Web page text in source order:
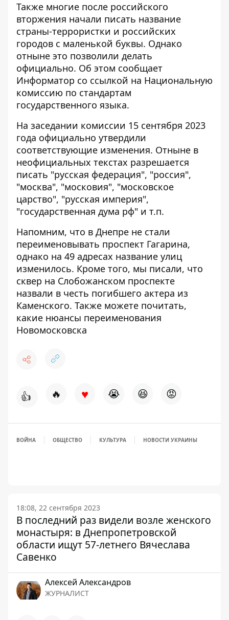
Также многие после российского
вторжения начали писать название
страны-террористки и российских
городов с маленькой буквы. Однако
отныне это позволили делать
официально. Об этом сообщает
Информатор со ссылкой на Национальную
комиссию по стандартам
государственного языка.
На заседании комиссии 15 сентября 2023
года официально утвердили
соответствующие изменения. Отныне в
неофициальных текстах разрешается
писать "русская федерация", "россия",
"москва", "московия", "московское
царство", "русская империя",
"государственная дума рф" и т.п.
Напомним, что в Днепре не стали
переименовывать проспект Гагарина,
однако на 49 адресах название улиц
изменилось. Кроме того, мы писали, что
сквер на Слобожанском проспекте
назвали в честь погибшего актера из
Каменского. Также можете почитать,
какие нюансы переименования
Новомосковска
👍 🔥 ♥ 😭 😆 😡
ВОЙНА ОБЩЕСТВО КУЛЬТУРА НОВОСТИ УКРАИНЫ
18:08, 22 сентября 2023
В последний раз видели возле женского
монастыря: в Днепропетровской
области ищут 57-летнего Вячеслава
Савенко
Алексей Александров
ЖУРНАЛИСТ